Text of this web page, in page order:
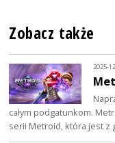
Zobacz także
2025-
całym podgatunkom.
serii Metroid, która jest z